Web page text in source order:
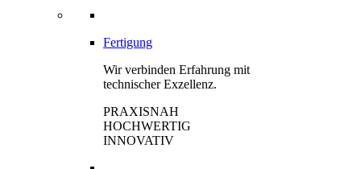
Fertigung
Wir verbinden Erfahrung mit
technischer Exzellenz.
PRAXISNAH
HOCHWERTIG
INNOVATIV